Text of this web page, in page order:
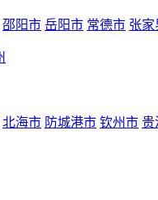
邵阳市 岳阳市 常德市 张家
北海市 防城港市 钦州市 贵